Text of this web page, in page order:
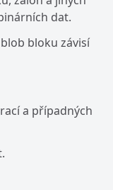
dat.
bloku závisí
a případných